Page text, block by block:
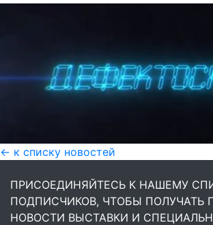
← к списку новостей
ПРИСОЕДИНЯЙТЕСЬ К НАШЕМУ
ПОДПИСЧИКОВ, ЧТОБЫ ПОЛУЧАТЬ
НОВОСТИ ВЫСТАВКИ И